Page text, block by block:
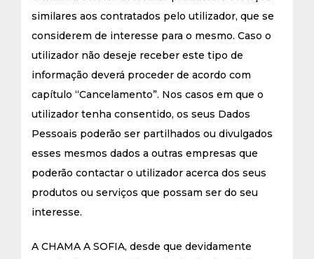
similares aos contratados pelo utilizador, que se
considerem de interesse para o mesmo. Caso o
utilizador não deseje receber este tipo de
informação deverá proceder de acordo com
capítulo “Cancelamento”. Nos casos em que o
utilizador tenha consentido, os seus Dados
Pessoais poderão ser partilhados ou divulgados
esses mesmos dados a outras empresas que
poderão contactar o utilizador acerca dos seus
produtos ou serviços que possam ser do seu
interesse.
A CHAMA A SOFIA, desde que devidamente